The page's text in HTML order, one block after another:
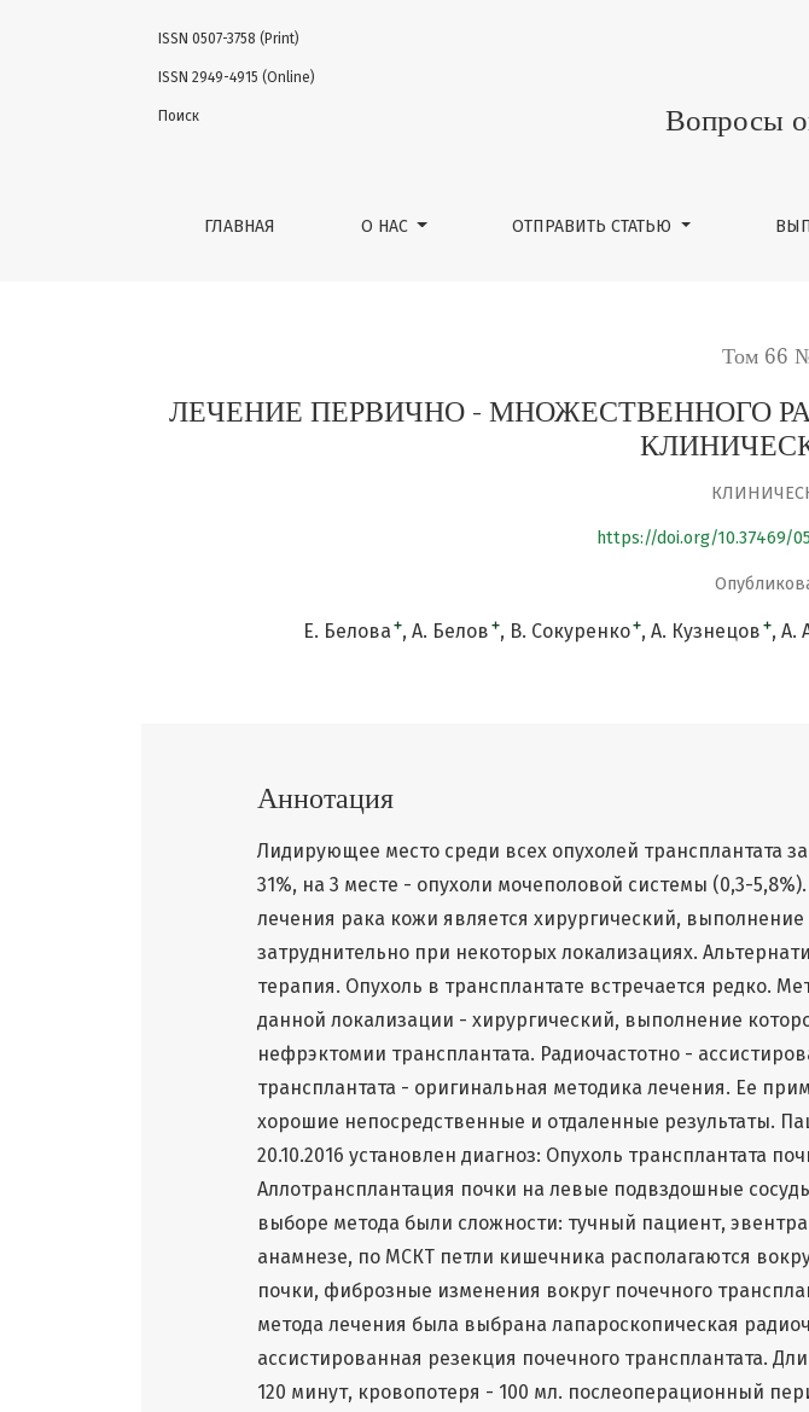
ЛЕЧЕНИЕ ПЕРВИЧНО - МНОЖЕСТВЕННОГО РАКА У БОЛЬНОГО С
Вопросы
ГЛАВНАЯ О НАС ОТПРАВИТЬ СТАТЬЮ
ISSN 0507-3758 (Print)
ISSN 2949-4915 (Online)
Поиск
Том 66
ЛЕЧЕНИЕ ПЕРВИЧНО - МНОЖЕСТВЕННОГО
https://doi.org/10.37469/
Е. Белова + А. Белов + В. Сокуренко+ А. Кузнецов + А.
Аннотация
Лидирующее место среди всех опухолей трансплантата
31%, на 3 месте - опухоли мочеполовой системы (0,3-
лечения рака кожи является хирургический, выполнение
затруднительно при некоторых локализациях.
терапия. Опухоль в трансплантате встречается редко.
данной локализации - хирургический, выполнение
нефрэктомии трансплантата. Радиочастотно -
трансплантата - оригинальная методика лечения. Ее
хорошие непосредственные и отдаленные результаты.
20.10.2016 установлен диагноз: Опухоль трансплантата
Аллотрансплантация почки на левые подвздошные сосуды
выборе метода были сложности: тучный пациент,
анамнезе, по МСКТ петли кишечника располагаются
почки, фиброзные изменения вокруг почечного
метода лечения была выбрана лапароскопическая
ассистированная резекция почечного трансплантата.
120 минут, кровопотеря - 100 мл. послеоперационный